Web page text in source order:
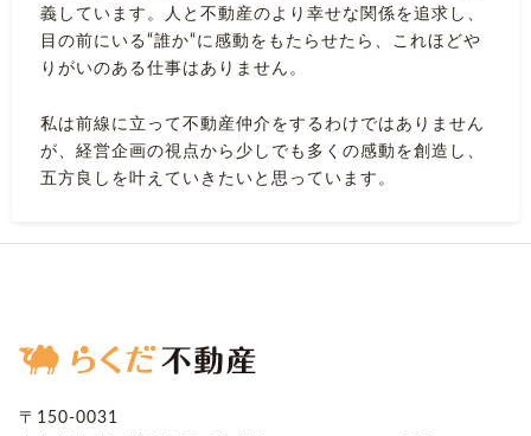
義しています。人と不動産のより幸せな関係を追求し、
目の前にいる“誰か“に感動をもたらせたら、これほどや
りがいのある仕事はありません。
私は前線に立って不動産仲介をするわけではありません
が、経営企画の視点から少しでも多くの感動を創造し、
五方良しを叶えていきたいと思っています。
〒150-0031